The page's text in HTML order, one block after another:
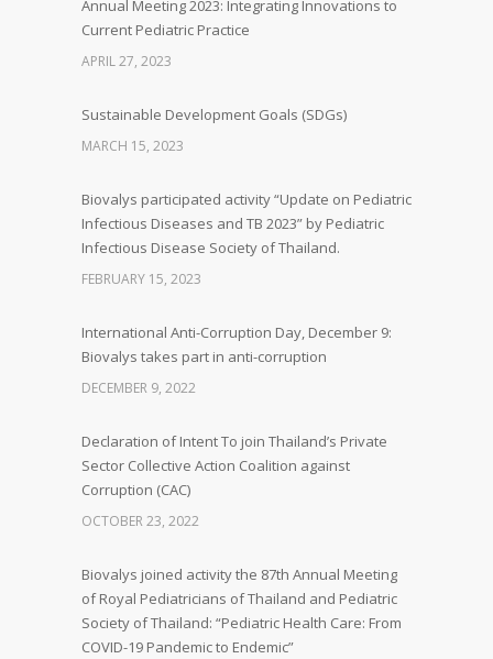
Annual Meeting 2023: Integrating Innovations to
Current Pediatric Practice
APRIL 27, 2023
Sustainable Development Goals (SDGs)
MARCH 15, 2023
Biovalys participated activity “Update on Pediatric
Infectious Diseases and TB 2023” by Pediatric
Infectious Disease Society of Thailand.
FEBRUARY 15, 2023
International Anti-Corruption Day, December 9:
Biovalys takes part in anti-corruption
DECEMBER 9, 2022
Declaration of Intent To join Thailand’s Private
Sector Collective Action Coalition against
Corruption (CAC)
OCTOBER 23, 2022
Biovalys joined activity the 87th Annual Meeting
of Royal Pediatricians of Thailand and Pediatric
Society of Thailand: “Pediatric Health Care: From
COVID-19 Pandemic to Endemic”